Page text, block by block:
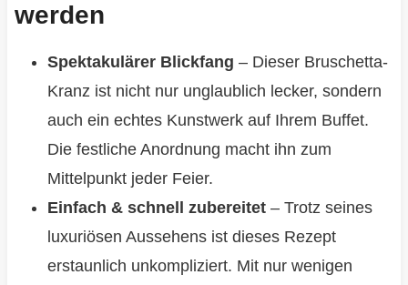
werden
Spektakulärer Blickfang – Dieser Bruschetta-
Kranz ist nicht nur unglaublich lecker, sondern
auch ein echtes Kunstwerk auf Ihrem Buffet.
Die festliche Anordnung macht ihn zum
Mittelpunkt jeder Feier.
Einfach & schnell zubereitet– Trotz seines
luxuriösen Aussehens ist dieses Rezept
erstaunlich unkompliziert. Mit nur wenigen